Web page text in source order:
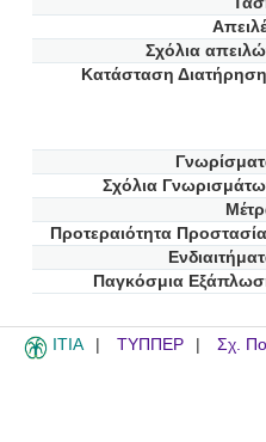
Σχόλια
Κατάσταση
Σχόλια
Προτεραιότητα
Παγκόσμια
ITIA ΤΥΠΠΕΡ Σχ.